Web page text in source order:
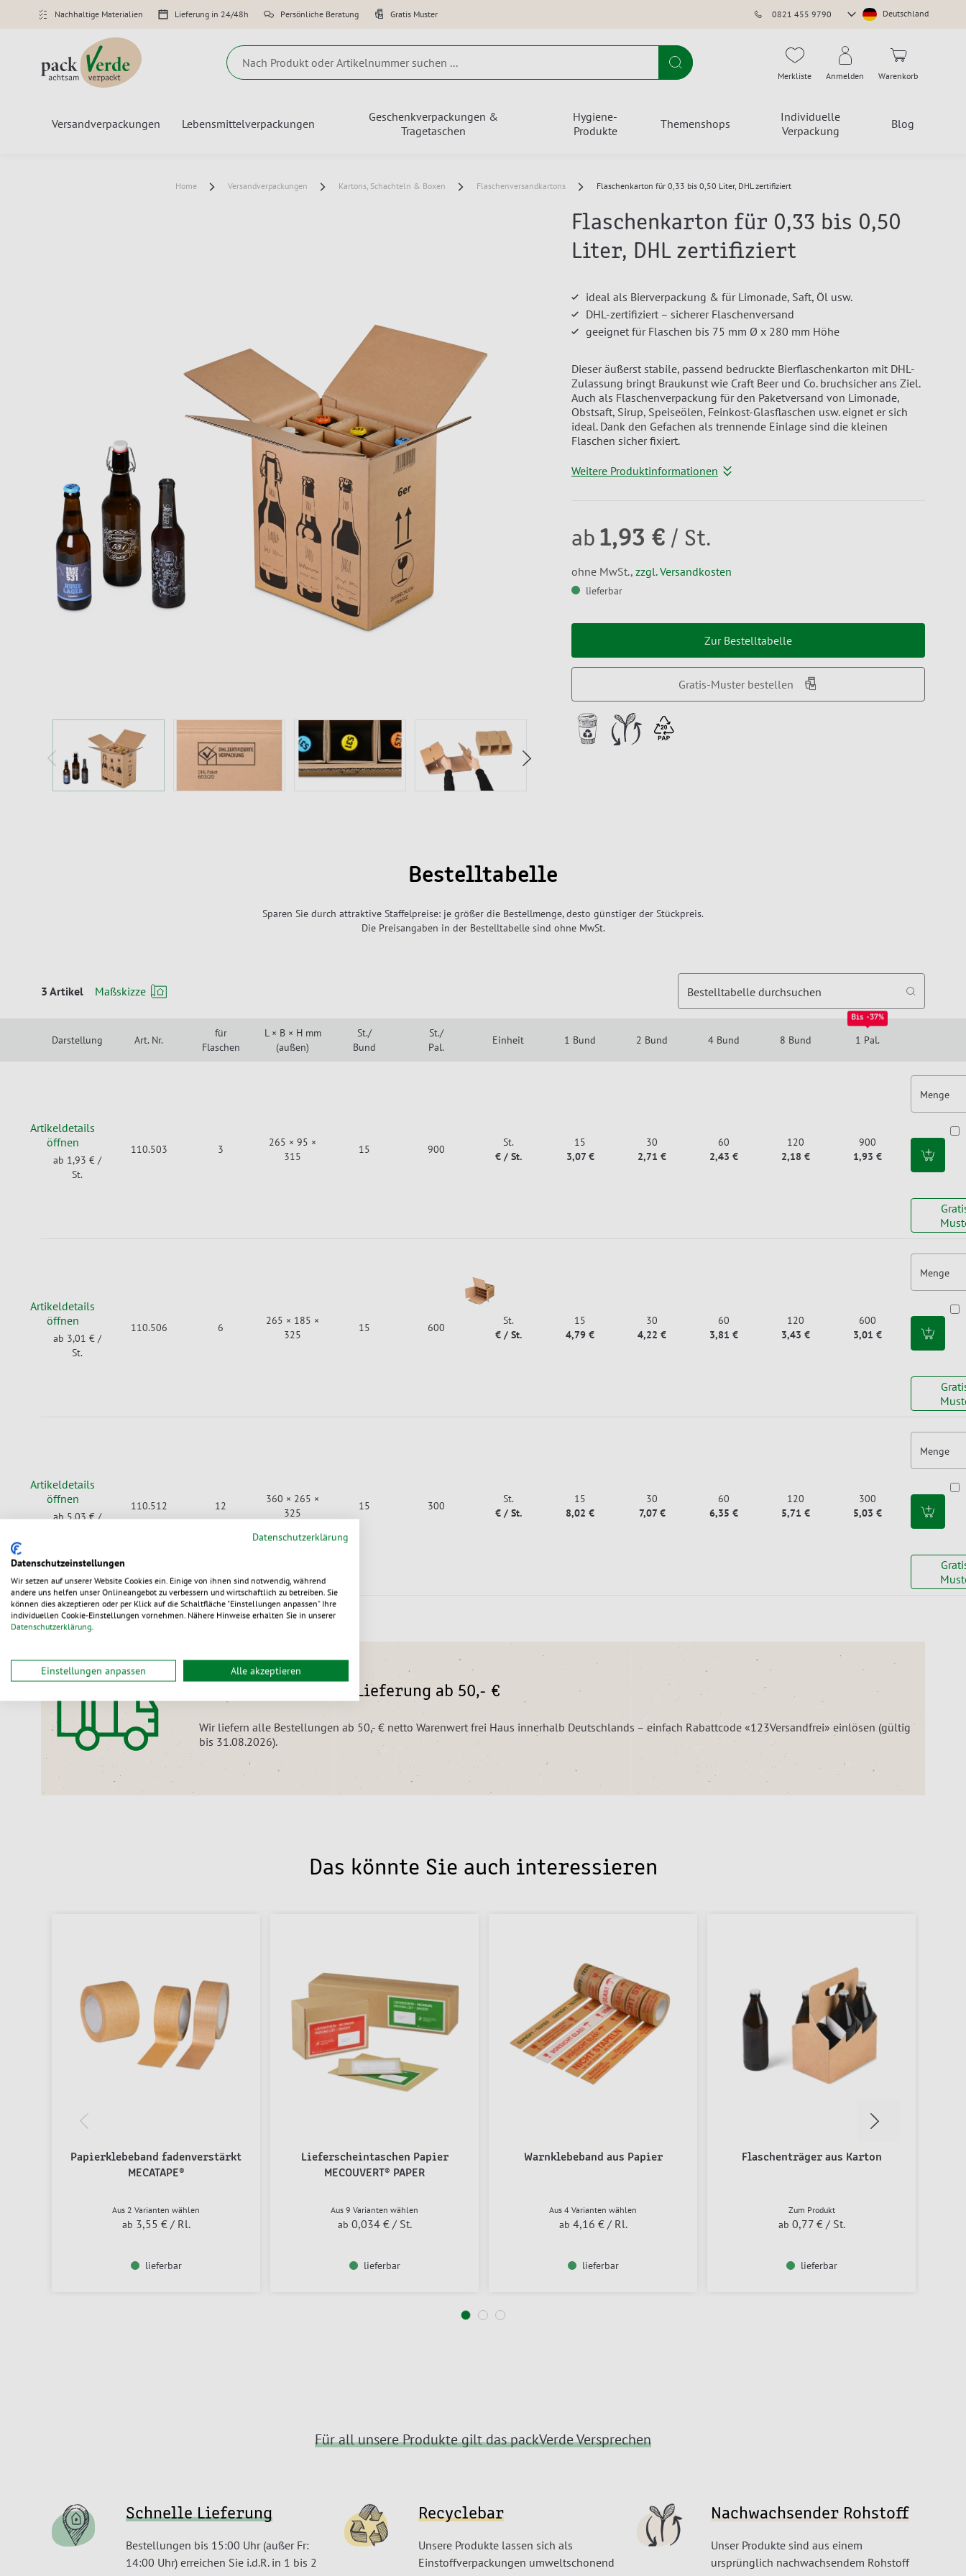
Nachhaltige Materialien Lieferung in 24/48h Persönliche Beratung Gratis Muster 0821 455 9790
Store
Deutschland
Suche Merkliste Anmelden Warenkorb
Versandverpackungen Lebensmittelverpackungen
Geschenkverpackungen &
Tragetaschen
Hygiene-
Produkte
Themenshops
Individuelle
Verpackung
Blog
Home Versandverpackungen Kartons, Schachteln & Boxen Flaschenversandkartons Flaschenkarton für 0,33 bis 0,50 Liter, DHL zertifiziert
Flaschenkarton für 0,33 bis 0,50
Liter, DHL zertifiziert
ideal als Bierverpackung & für Limonade, Saft, Öl usw.
DHL-zertifiziert – sicherer Flaschenversand
geeignet für Flaschen bis 75 mm Ø x 280 mm Höhe
Dieser äußerst stabile, passend bedruckte Bierflaschenkarton mit DHL-
Zulassung bringt Braukunst wie Craft Beer und Co. bruchsicher ans Ziel.
Auch als Flaschenverpackung für den Paketversand von Limonade,
Obstsaft, Sirup, Speiseölen, Feinkost-Glasflaschen usw. eignet er sich
ideal. Dank den Gefachen als trennende Einlage sind die kleinen
Flaschen sicher fixiert.
Weitere Produktinformationen
ab 1,93 € / St.
ohne MwSt., zzgl. Versandkosten
lieferbar
Zur Bestelltabelle
Gratis-Muster bestellen
Bestelltabelle
Sparen Sie durch attraktive Staffelpreise: je größer die Bestellmenge, desto günstiger der Stückpreis.
Die Preisangaben in der Bestelltabelle sind ohne MwSt.
3 Artikel Maßskizze Bestelltabelle durchsuchen
Darstellung Art. Nr.
für
Flaschen
L × B × H mm
(außen)
St./
Bund
St./
Pal.
Einheit 1 Bund 2 Bund 4 Bund 8 Bund
Bis -37%
1 Pal.
Artikeldetails
öffnen
ab 1,93 € /
St.
110.503 3
265 × 95 ×
315
15 900
St.
€ / St.
15
3,07 €
30
2,71 €
60
2,43 €
120
2,18 €
900
1,93 €
Menge
Artikeldetails
öffnen
ab 3,01 € /
St.
110.506 6
265 × 185 ×
325
15 600
St.
€ / St.
15
4,79 €
30
4,22 €
60
3,81 €
120
3,43 €
600
3,01 €
Menge
Artikeldetails
öffnen
ab 5,03 €/
110.512 12
360 × 265 ×
325
15 300
St.
€ / St.
15
8,02 €
30
7,07 €
60
6,35 €
120
5,71 €
300
5,03 €
Menge
Nur noch für kurze Zeit:
Versandkostenfreie Lieferung ab 50,- €
Wir liefern alle Bestellungen ab 50,- € netto Warenwert frei Haus innerhalb Deutschlands – einfach Rabattcode «123Versandfrei» einlösen (gültig
bis 31.08.2026).
Das könnte Sie auch interessieren
Papierklebeband fadenverstärkt
MECATAPE®
Aus 2 Varianten wählen
ab 3,55 € / Rl.
lieferbar
Lieferscheintaschen Papier
MECOUVERT® PAPER
Aus 9 Varianten wählen
ab 0,034 € / St.
lieferbar
Warnklebeband aus Papier
Aus 4 Varianten wählen
ab 4,16 € / Rl.
lieferbar
Flaschenträger aus Karton
Zum Produkt
ab 0,77 € / St.
lieferbar
Für all unsere Produkte gilt das packVerde Versprechen
Schnelle Lieferung
Bestellungen bis 15:00 Uhr (außer Fr:
14:00 Uhr) erreichen Sie i.d.R. in 1 bis 2
Recyclebar
Unsere Produkte lassen sich als
Einstoffverpackungen umweltschonend
Nachwachsender Rohstoff
Unser Produkte sind aus einem
ursprünglich nachwachsendem Rohstoff
Datenschutzerklärung
Datenschutzeinstellungen
Wir setzen auf unserer Website Cookies ein. Einige von ihnen sind notwendig, während
andere uns helfen unser Onlineangebot zu verbessern und wirtschaftlich zu betreiben. Sie
können dies akzeptieren oder per Klick auf die Schaltfläche "Einstellungen anpassen" Ihre
individuellen Cookie-Einstellungen vornehmen. Nähere Hinweise erhalten Sie in unserer
Datenschutzerklärung.
Einstellungen anpassen Alle akzeptieren